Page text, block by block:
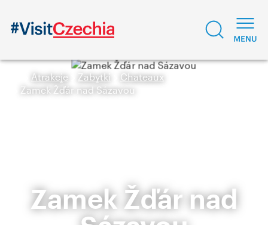
Atrakcje Zabytki
Chateaux
Zamek Žďár nad Sázavou
Zamek Žďár nad